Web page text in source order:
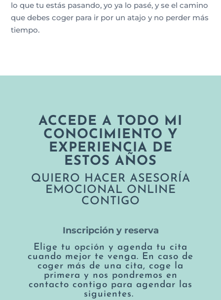
lo que tu estás pasando, yo ya lo pasé, y se el camino
que debes coger para ir por un atajo y no perder más
tiempo.
ACCEDE A TODO MI
CONOCIMIENTO Y
EXPERIENCIA DE
ESTOS AÑOS
QUIERO HACER ASESORÍA
EMOCIONAL ONLINE
CONTIGO
Inscripción y reserva
Elige tu opción y agenda tu cita
cuando mejor te venga. En caso de
coger más de una cita, coge la
primera y nos pondremos en
contacto contigo para agendar las
siguientes.